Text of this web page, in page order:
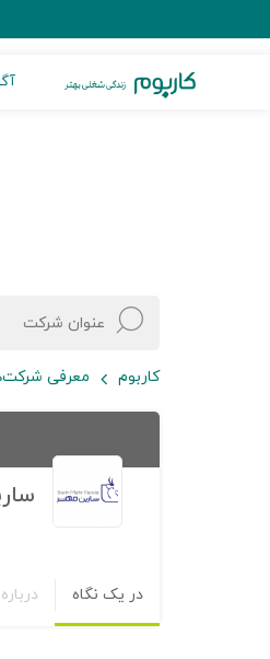
کاربوم معرفی
در یک نگاه